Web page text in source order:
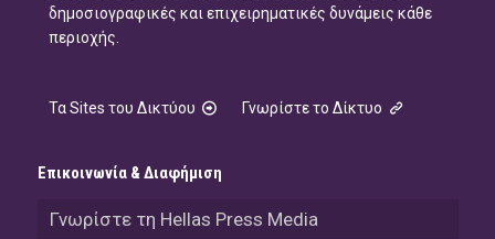
δημοσιογραφικές και επιχειρηματικές δυνάμεις κάθε
περιοχής.
Τα Sites του Δικτύου Γνωρίστε το Δίκτυο
Επικοινωνία & Διαφήμιση
Γνωρίστε τη Hellas Press Media